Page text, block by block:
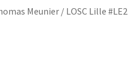
Meunier / LOSC Lille #LE2